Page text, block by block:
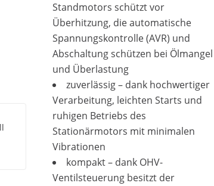
Standmotors schützt vor
Überhitzung, die automatische
Spannungskontrolle (AVR) und
Abschaltung schützen bei Ölmangel
und Überlastung
zuverlässig – dank hochwertiger
Verarbeitung, leichten Starts und
ruhigen Betriebs des
Stationärmotors mit minimalen
Vibrationen
kompakt – dank OHV-
Ventilsteuerung besitzt der